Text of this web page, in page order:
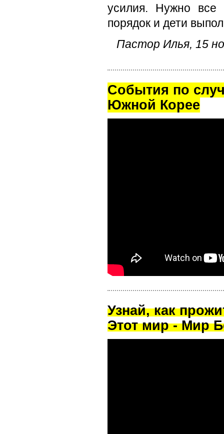
усилия. Нужно все
порядок и дети
Пастор Илья, 15
Cобытия по
Южной Корее
Узнай, как
Этот мир - Мир